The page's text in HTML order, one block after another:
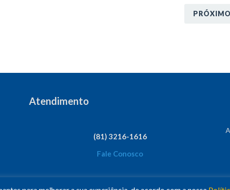
PRÓXIMO
Atendimento
(81) 3216-1616
Fale Conosco